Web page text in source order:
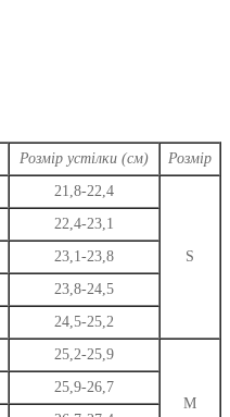
Розмір устілки (см)
Розмір
21,8-22,4
S
22,4-23,1
23,1-23,8
23,8-24,5
24,5-25,2
25,2-25,9
M
25,9-26,7